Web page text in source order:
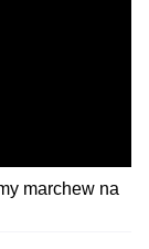
marchew na